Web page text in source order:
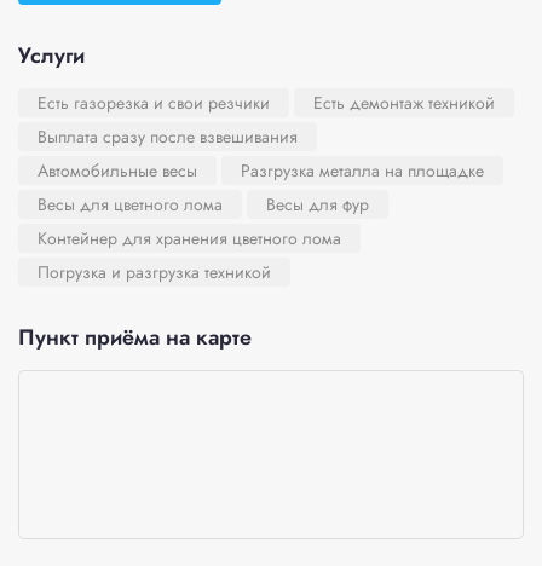
Услуги
Есть газорезка и свои резчики
Есть демонтаж техникой
Выплата сразу после взвешивания
Автомобильные весы
Разгрузка металла на площадке
Весы для цветного лома
Весы для фур
Контейнер для хранения цветного лома
Погрузка и разгрузка техникой
Пункт приёма на карте